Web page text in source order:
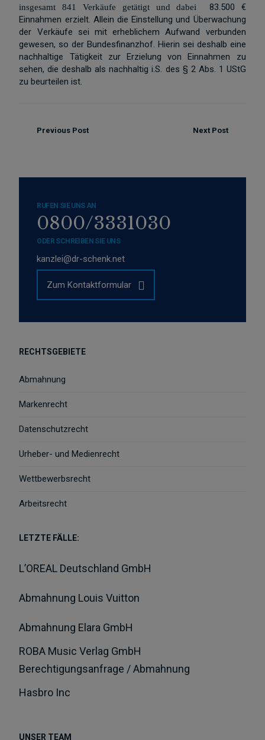
insgesamt 841 Verkäufe getätigt und dabei 83.500 €
Einnahmen erzielt. Allein die Einstellung und Überwachung
der Verkäufe sei mit erheblichem Aufwand verbunden
gewesen, so der Bundesfinanzhof. Hierin sei deshalb eine
nachhaltige Tätigkeit zur Erzielung von Einnahmen zu
sehen, die deshalb als nachhaltig i.S. des § 2 Abs. 1 UStG
zu beurteilen ist.
Previous Post Next Post
RUFEN SIE UNS AN
0800/3331030
ODER SCHREIBEN SIE UNS
kanzlei@dr-schenk.net
Zum Kontaktformular
RECHTSGEBIETE
Abmahnung
Markenrecht
Datenschutzrecht
Urheber- und Medienrecht
Wettbewerbsrecht
Arbeitsrecht
LETZTE FÄLLE:
L’OREAL Deutschland GmbH
Abmahnung Louis Vuitton
Abmahnung Elara GmbH
ROBA Music Verlag GmbH
Berechtigungsanfrage / Abmahnung
Hasbro Inc
UNSER TEAM